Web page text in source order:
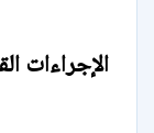
الإجراءات